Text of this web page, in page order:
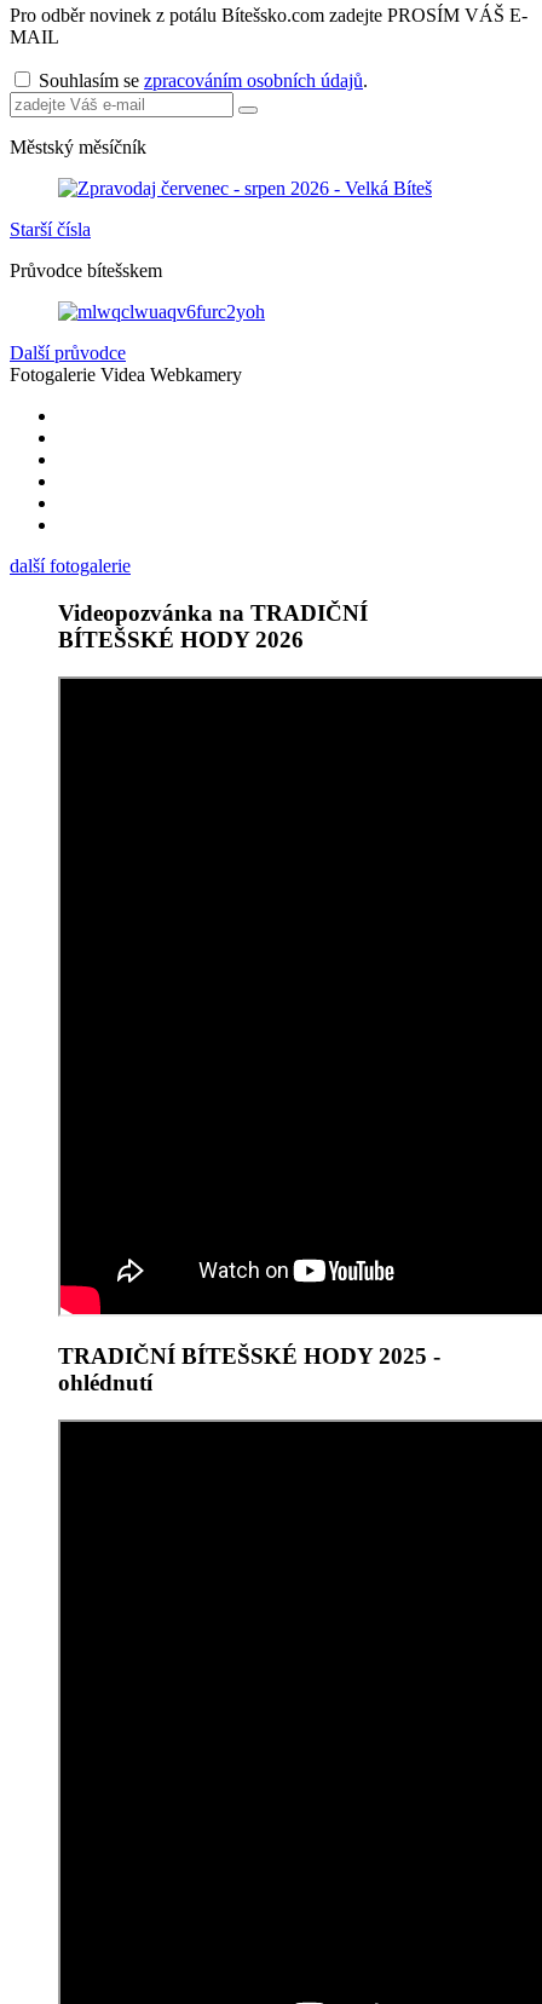
Pro odběr novinek z potálu Bítešsko.com zadejte PROSÍM VÁŠ E-
MAIL
Souhlasím se zpracováním osobních údajů.
Městský měsíčník
Starší čísla
Průvodce bítešskem
Další průvodce
Fotogalerie Videa Webkamery
další fotogalerie
Videopozvánka na TRADIČNÍ
BÍTEŠSKÉ HODY 2026
TRADIČNÍ BÍTEŠSKÉ HODY 2025 -
ohlédnutí